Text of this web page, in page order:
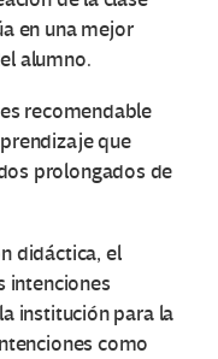
en una mejor
alumno.
recomendable
que
prolongados de
didáctica, el
intenciones
institución para la
como